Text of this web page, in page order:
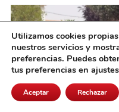
Utilizamos cookies
nuestros servicios y
preferencias. Puedes
tus preferencias en
Aceptar Rechazar